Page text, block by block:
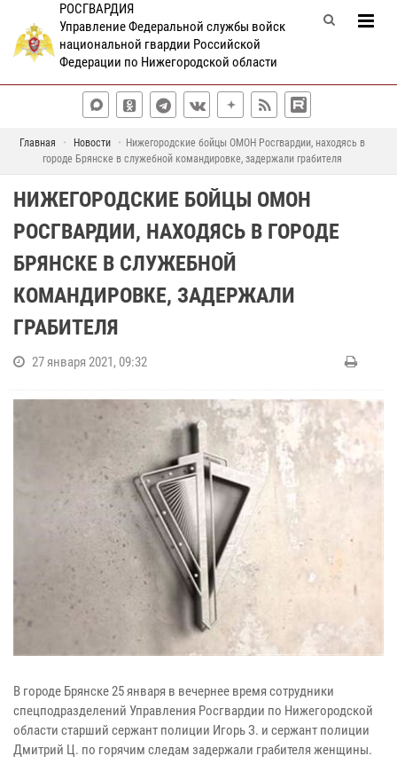
РОСГВАРДИЯ
Управление Федеральной службы войск
национальной гвардии Российской
Федерации по Нижегородской области
Главная Новости
Нижегородские бойцы ОМОН Росгвардии, находясь в
городе Брянске в служебной командировке, задержали грабителя
НИЖЕГОРОДСКИЕ БОЙЦЫ ОМОН
РОСГВАРДИИ, НАХОДЯСЬ В ГОРОДЕ
БРЯНСКЕ В СЛУЖЕБНОЙ
КОМАНДИРОВКЕ, ЗАДЕРЖАЛИ
ГРАБИТЕЛЯ
27 января 2021, 09:32
В городе Брянске 25 января в вечернее время сотрудники
спецподразделений Управления Росгвардии по Нижегородской
области старший сержант полиции Игорь З. и сержант полиции
Дмитрий Ц. по горячим следам задержали грабителя женщины.